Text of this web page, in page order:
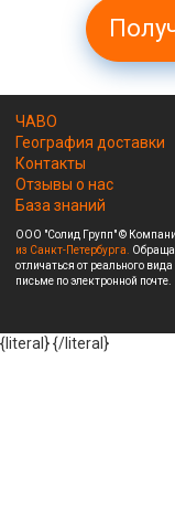
ЧАВО
География доставки
Контакты
Отзывы о нас
База знаний
ООО "Солид Групп" ©
из Санкт-Петербурга.
отличаться от реального
письме по электронной почте.
{literal}{/literal}